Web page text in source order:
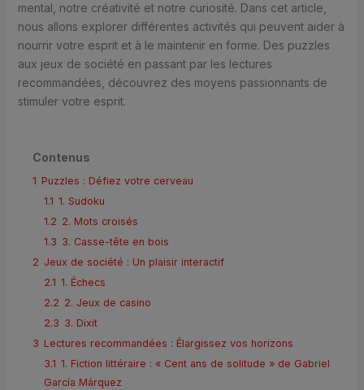
mental, notre créativité et notre curiosité. Dans cet article,
nous allons explorer différentes activités qui peuvent aider à
nourrir votre esprit et à le maintenir en forme. Des puzzles
aux jeux de société en passant par les lectures
recommandées, découvrez des moyens passionnants de
stimuler votre esprit.
Contenus
1 Puzzles : Défiez votre cerveau
1.1 1. Sudoku
1.2 2. Mots croisés
1.3 3. Casse-tête en bois
2 Jeux de société : Un plaisir interactif
2.1 1. Échecs
2.2 2. Jeux de casino
2.3 3. Dixit
3 Lectures recommandées : Élargissez vos horizons
3.1 1. Fiction littéraire : « Cent ans de solitude » de Gabriel
García Márquez